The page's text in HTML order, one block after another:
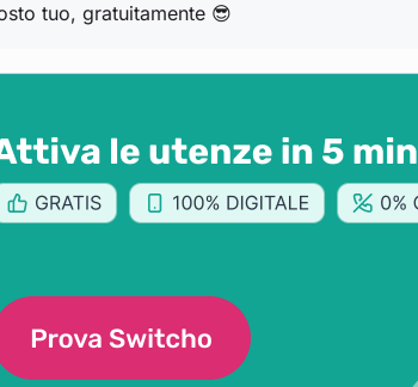
tuo, gratuitamente 😎